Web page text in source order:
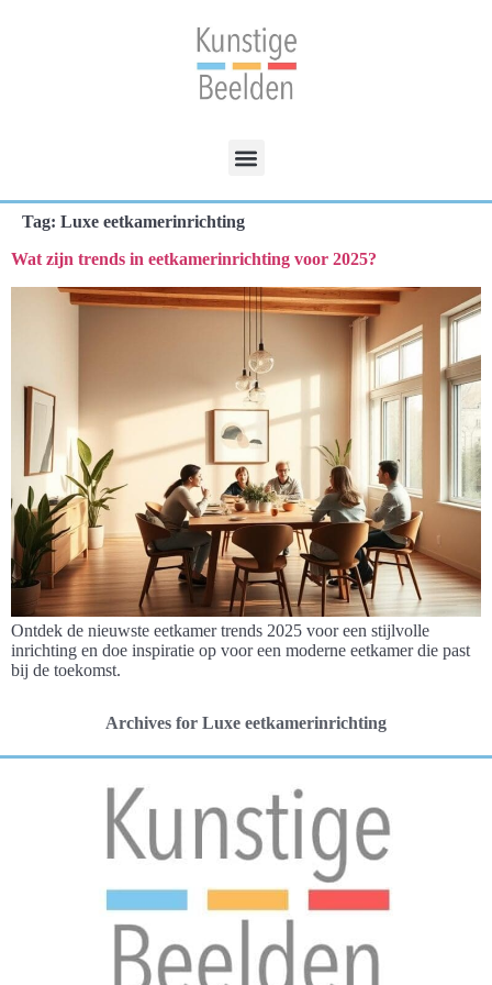
Tag: Luxe eetkamerinrichting
Wat zijn trends in eetkamerinrichting voor 2025?
Ontdek de nieuwste eetkamer trends 2025 voor een stijlvolle
inrichting en doe inspiratie op voor een moderne eetkamer die past
bij de toekomst.
Archives for Luxe eetkamerinrichting